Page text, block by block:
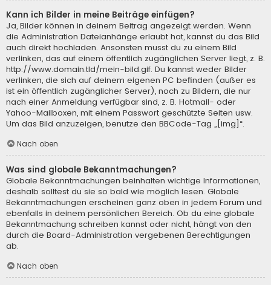
Kann ich Bilder in meine Beiträge einfügen?
Ja, Bilder können in deinem Beitrag angezeigt werden. Wenn
die Administration Dateianhänge erlaubt hat, kannst du das Bild
auch direkt hochladen. Ansonsten musst du zu einem Bild
verlinken, das auf einem öffentlich zugänglichen Server liegt, z. B.
http://www.domain.tld/mein-bild.gif. Du kannst weder Bilder
verlinken, die sich auf deinem eigenen PC befinden (außer es
ist ein öffentlich zugänglicher Server), noch zu Bildern, die nur
nach einer Anmeldung verfügbar sind, z. B. Hotmail- oder
Yahoo-Mailboxen, mit einem Passwort geschützte Seiten usw.
Um das Bild anzuzeigen, benutze den BBCode-Tag „[img]“.
Nach oben
Was sind globale Bekanntmachungen?
Globale Bekanntmachungen beinhalten wichtige Informationen,
deshalb solltest du sie so bald wie möglich lesen. Globale
Bekanntmachungen erscheinen ganz oben in jedem Forum und
ebenfalls in deinem persönlichen Bereich. Ob du eine globale
Bekanntmachung schreiben kannst oder nicht, hängt von den
durch die Board-Administration vergebenen Berechtigungen
ab.
Nach oben